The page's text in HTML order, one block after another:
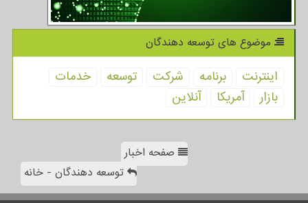
موضوع های توسعه دهندگان
اینترنت برنامه شركت توسعه
خدمات
بازار
آمریكا آنلاین
صفحه اخبار
توسعه دهندگان - خانه